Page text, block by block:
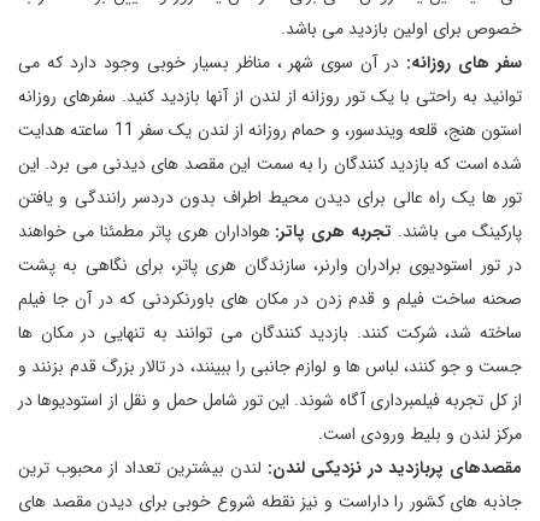
خصوص برای اولین بازدید می باشد.
سفر های روزانه: در آن سوی شهر ، مناظر بسیار خوبی وجود دارد که می
توانید به راحتی با یک تور روزانه از لندن از آنها بازدید کنید. سفرهای روزانه
استون هنج، قلعه ویندسور، و حمام روزانه از لندن یک سفر 11 ساعته هدایت
شده است که بازدید کنندگان را به سمت این مقصد های دیدنی می برد. این
تور ها یک راه عالی برای دیدن محیط اطراف بدون دردسر رانندگی و یافتن
پارکینگ می باشند. تجربه هری پاتر: هواداران هری پاتر مطمئنا می خواهند
در تور استودیوی برادران وارنر، سازندگان هری پاتر، برای نگاهی به پشت
صحنه ساخت فیلم و قدم زدن در مکان های باورنکردنی که در آن جا فیلم
ساخته شد، شرکت کنند. بازدید کنندگان می توانند به تنهایی در مکان ها
جست و جو کنند، لباس ها و لوازم جانبی را ببینند، در تالار بزرگ قدم بزنند و
از کل تجربه فیلمبرداری آگاه شوند. این تور شامل حمل و نقل از استودیوها در
مرکز لندن و بلیط ورودی است.
مقصدهای پربازدید در نزدیکی لندن: لندن بیشترین تعداد از محبوب ترین
جاذبه های کشور را داراست و نیز نقطه شروع خوبی برای دیدن مقصد های